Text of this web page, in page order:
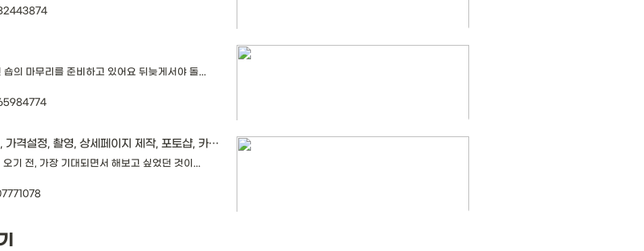
의 마무리를 준비하고 있어요 뒤늦게서야 돌...
SK뉴스쿨 온라인숍에 도전하다! (소싱, 스마트스토어, 가격설정, 촬영, 상세페이지 제작, 포토샵, 카피라이팅, 프로모션)
기 전, 가장 기대되면서 해보고 싶었던 것이...